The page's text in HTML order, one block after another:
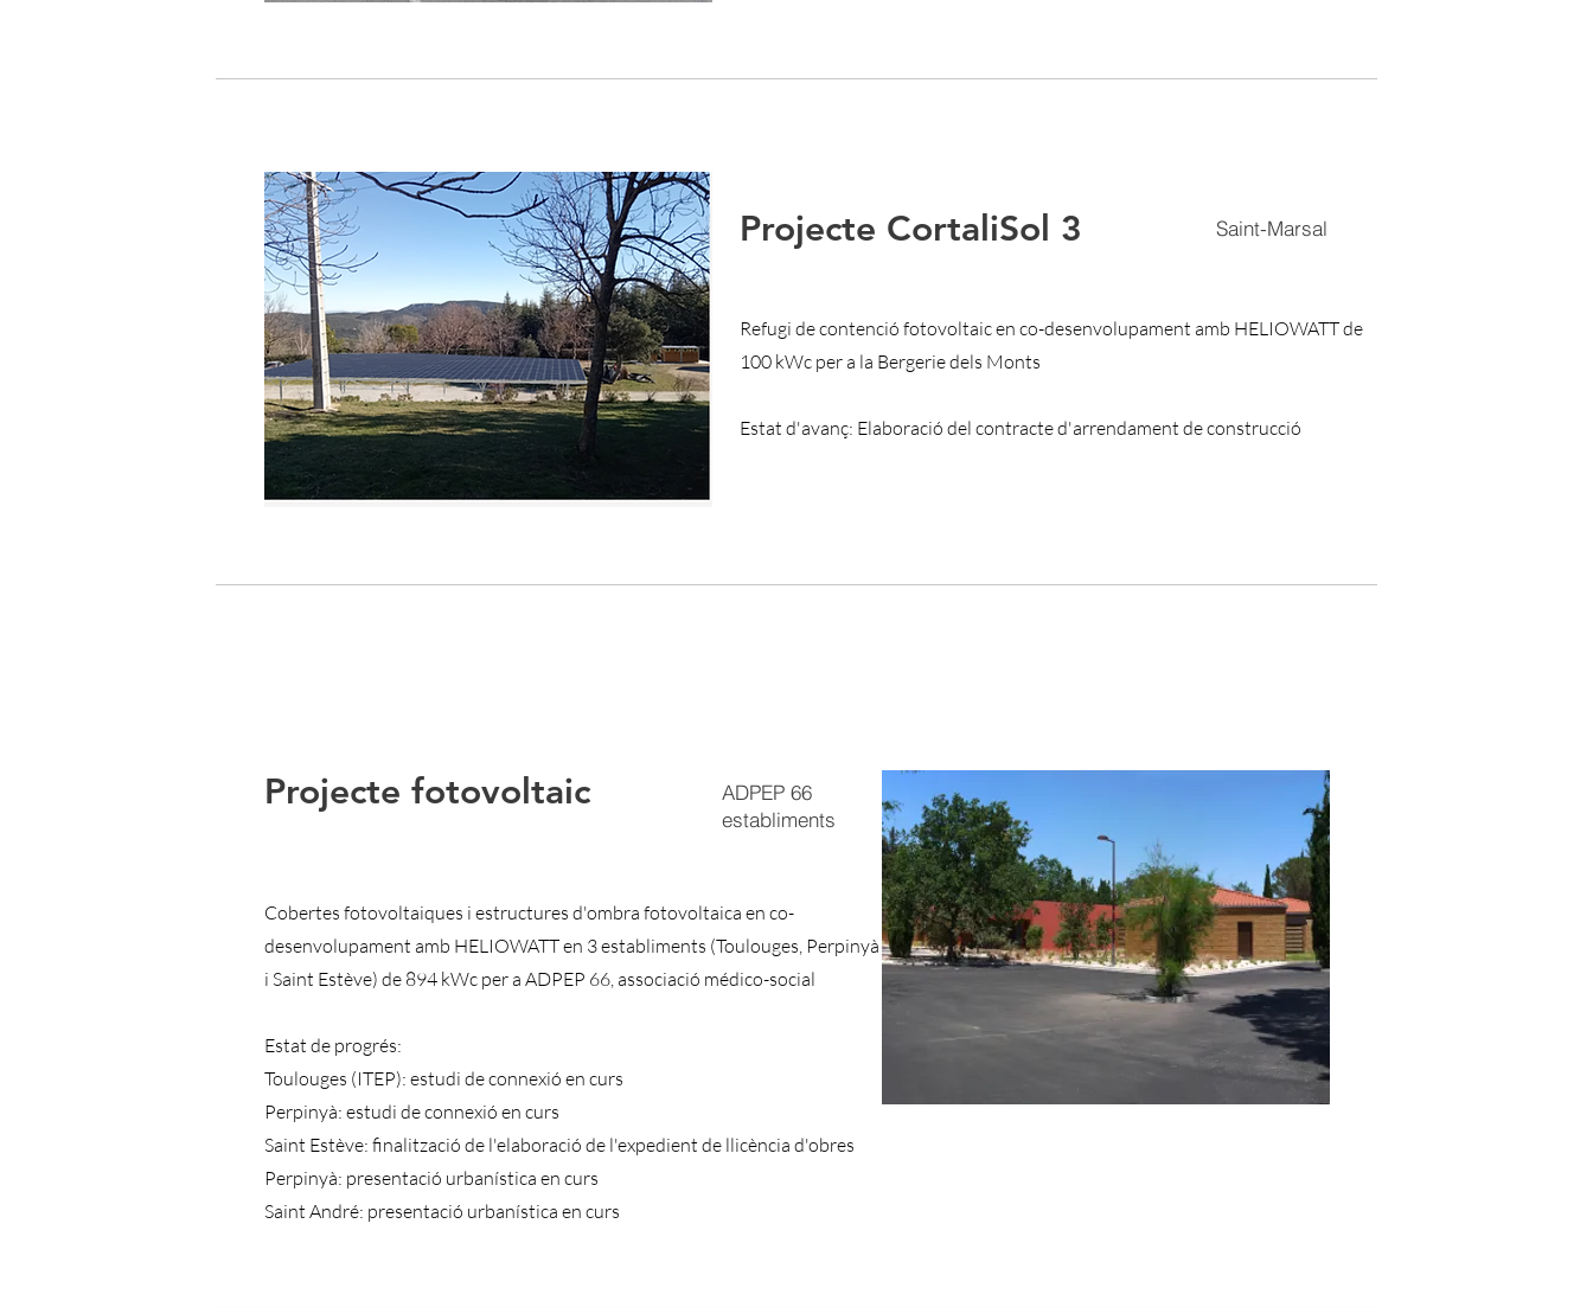
Projecte CortaliSol 3 Saint-Marsal
Refugi de contenció fotovoltaic en co-desenvolupament amb HELIOWATT de
100 kWc per a la Bergerie dels Monts
Estat d'avanç: Elaboració del contracte d'arrendament de construcció
Projecte fotovoltaic
ADPEP 66
establiments
Cobertes fotovoltaiques i estructures d'ombra fotovoltaica en co-
desenvolupament amb HELIOWATT en 3 establiments (Toulouges, Perpinyà
i Saint Estève) de 894 kWc per a ADPEP 66, associació médico-social
Estat de progrés:
Toulouges (ITEP): estudi de connexió en curs
Perpinyà: estudi de connexió en curs
Saint Estève: finalització de l'elaboració de l'expedient de llicència d'obres
Perpinyà: presentació urbanística en curs
Saint André: presentació urbanística en curs